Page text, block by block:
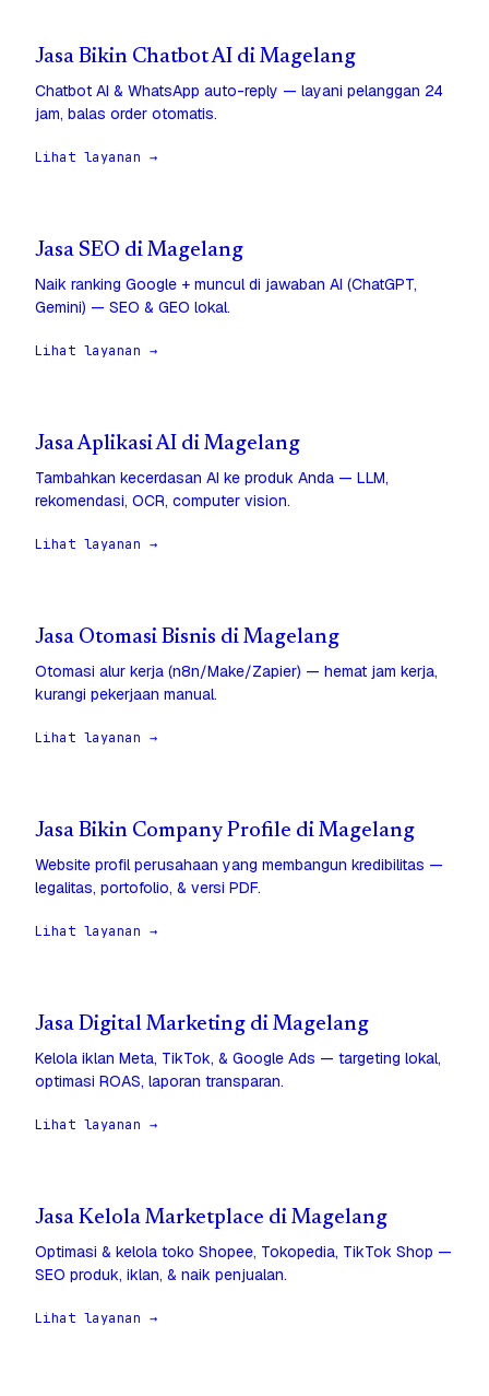
Jasa Bikin Chatbot AI di Magelang
Chatbot AI & WhatsApp auto-reply — layani pelanggan 24
jam, balas order otomatis.
Lihat layanan →
Jasa SEO di Magelang
Naik ranking Google + muncul di jawaban AI (ChatGPT,
Gemini) — SEO & GEO lokal.
Lihat layanan →
Jasa Aplikasi AI di Magelang
Tambahkan kecerdasan AI ke produk Anda — LLM,
rekomendasi, OCR, computer vision.
Lihat layanan →
Jasa Otomasi Bisnis di Magelang
Otomasi alur kerja (n8n/Make/Zapier) — hemat jam kerja,
kurangi pekerjaan manual.
Lihat layanan →
Jasa Bikin Company Profile di Magelang
Website profil perusahaan yang membangun kredibilitas —
legalitas, portofolio, & versi PDF.
Lihat layanan →
Jasa Digital Marketing di Magelang
Kelola iklan Meta, TikTok, & Google Ads — targeting lokal,
optimasi ROAS, laporan transparan.
Lihat layanan →
Jasa Kelola Marketplace di Magelang
Optimasi & kelola toko Shopee, Tokopedia, TikTok Shop —
SEO produk, iklan, & naik penjualan.
Lihat layanan →